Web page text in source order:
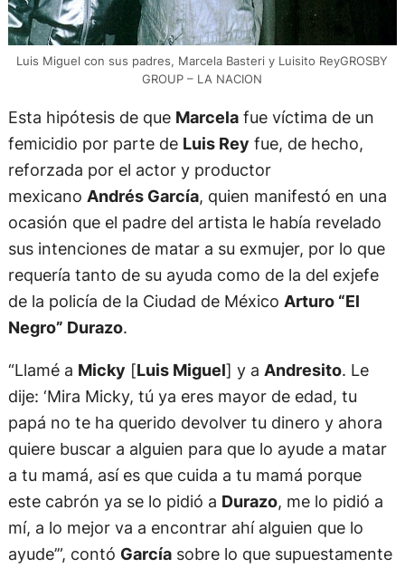
Luis Miguel con sus padres, Marcela Basteri y Luisito ReyGROSBY
GROUP – LA NACION
Esta hipótesis de que Marcelafue víctima de un
femicidio por parte de Luis Rey fue, de hecho,
reforzada por el actor y productor
mexicano Andrés García, quien manifestó en una
ocasión que el padre del artista le había revelado
sus intenciones de matar a su exmujer, por lo que
requería tanto de su ayuda como de la del exjefe
de la policía de la Ciudad de México Arturo “El
Negro” Durazo.
“Llamé a Micky [Luis Miguel] y a Andresito. Le
dije: ‘Mira Micky, tú ya eres mayor de edad, tu
papá no te ha querido devolver tu dinero y ahora
quiere buscar a alguien para que lo ayude a matar
a tu mamá, así es que cuida a tu mamá porque
este cabrón ya se lo pidió a Durazo, me lo pidió a
mí, a lo mejor va a encontrar ahí alguien que lo
ayude’”, contó Garcíasobre lo que supuestamente